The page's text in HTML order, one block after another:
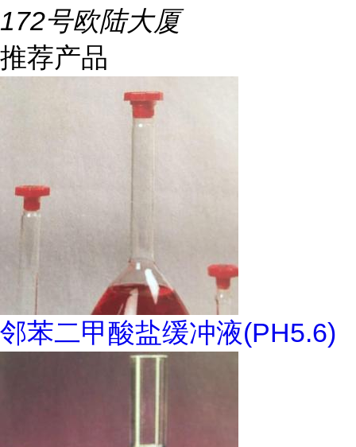
172号欧陆大厦
推荐产品
邻苯二甲酸盐缓冲液(PH5.6)